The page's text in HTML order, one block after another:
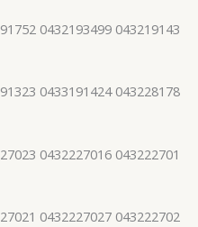
0432193499 043219143
0433191424 043228178
0432227016 043222701
0432227027 043222702